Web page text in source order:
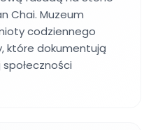
Chai. Muzeum
codziennego
które dokumentują